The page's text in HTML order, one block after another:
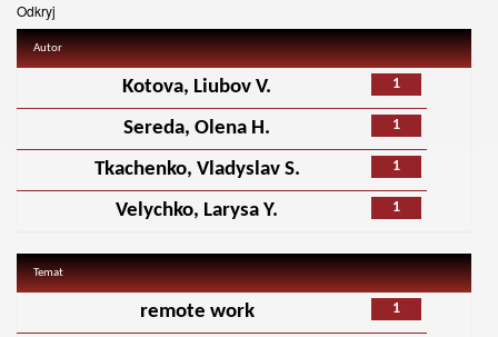
Odkryj
Autor
1
Kotova, Liubov V.
1
Sereda, Olena H.
1
Tkachenko, Vladyslav S.
1
Velychko, Larysa Y.
Temat
1
remote work